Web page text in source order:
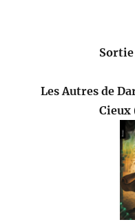
Sortie
Les Autres de
Cieux